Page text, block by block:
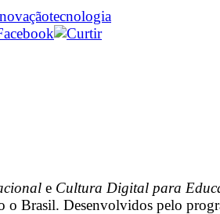
tecnologia
e Cultura Digital para
o Brasil. Desenvolvidos pelo